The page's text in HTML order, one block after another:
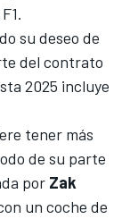
F1.
su deseo de
del contrato
2025 incluye
tener más
de su parte
por Zak
un coche de